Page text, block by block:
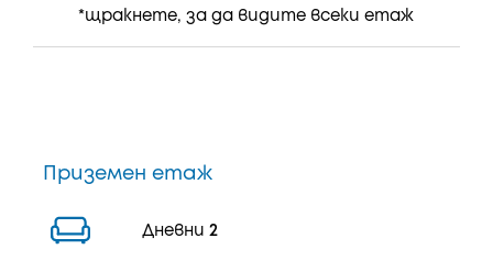
*щракнете, за да видите всеки етаж
Приземен етаж
Дневни 2